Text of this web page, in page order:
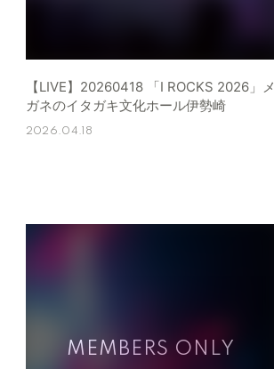
【LIVE】20260418 「I ROCKS 2026」メ
ガネのイタガキ文化ホール伊勢崎
2026.04.18